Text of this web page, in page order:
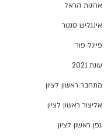
ארונות הראל
אינגליש סנטר
פיינל פור
עונת 2021
מתחבר ראשון לציון
אליצור ראשון לציון
גפן ראשון לציון